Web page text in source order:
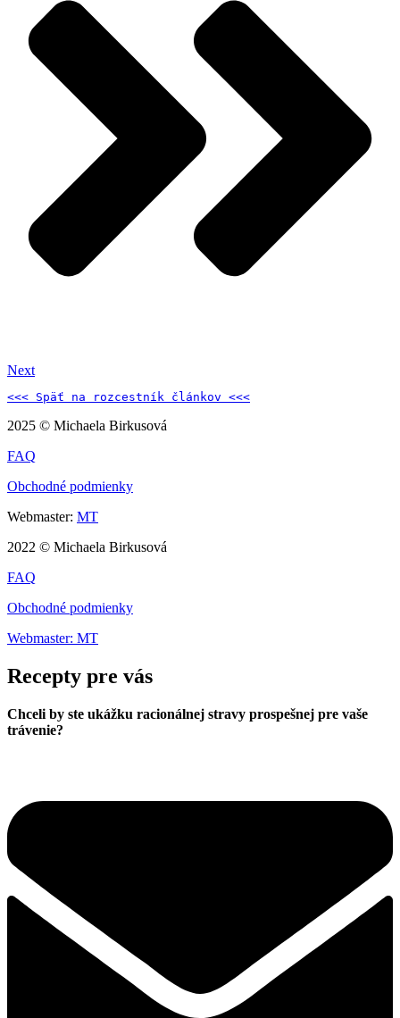
Next
<<< Späť na rozcestník článkov <<<
2025 © Michaela Birkusová
FAQ
Obchodné podmienky
Webmaster: MT
2022 © Michaela Birkusová
FAQ
Obchodné podmienky
Webmaster: MT
Recepty pre vás
Chceli by ste ukážku racionálnej stravy prospešnej pre vaše
trávenie?